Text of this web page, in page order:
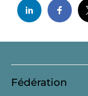
Fédération